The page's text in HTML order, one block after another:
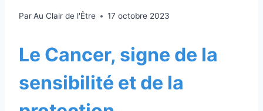
ParAu Clair de l'Être 17 octobre 2023
Le Cancer, signe de la
sensibilité et de la